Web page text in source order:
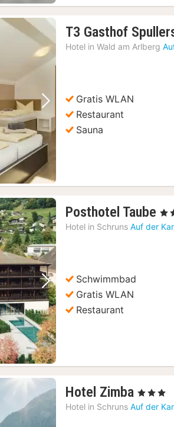
Nächstes Bild
T3 Gasthof
Hotel in Wald am Arlberg
Gratis WLAN
Restaurant
Sauna
Nächstes Bild
Posthotel Taube 1
, 4
Hotel in Schruns Auf der
Schwimmbad
Gratis WLAN
Restaurant
Hotel Zimba 1
Nacht
, 3 Sterne
Hotel in Schruns Auf der